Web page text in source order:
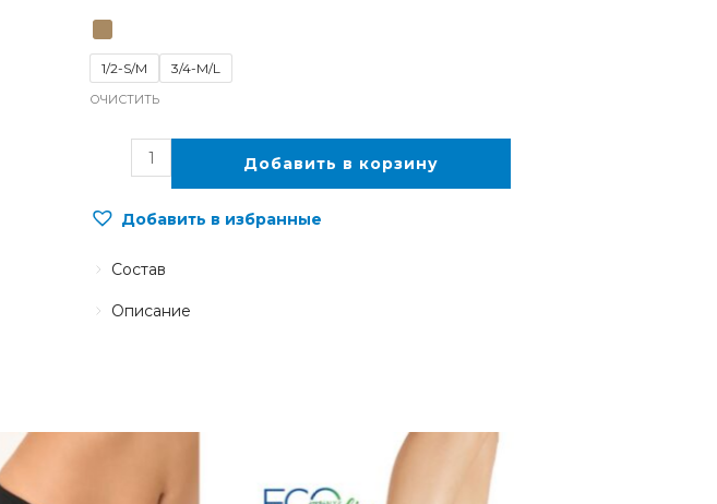
1/2-S/M 3/4-M/L
ОЧИСТИТЬ
Добавить в корзину
Добавить в избранные
Описание
Состав